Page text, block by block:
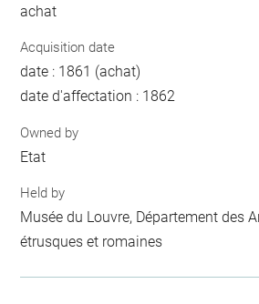
achat
Acquisition date
date : 1861 (achat)
date d'affectation : 1862
Owned by
Etat
Held by
Musée du Louvre, Département des
étrusques et romaines